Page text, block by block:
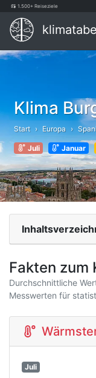
1.500+ Reiseziele
Klima
Start Europa
Juli Januar
Fakten zum
Durchschnittliche
Messwerten für
Juli